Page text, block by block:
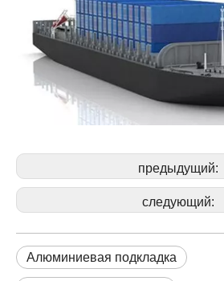
предыдущий:
следующий:
Алюминиевая подкладка